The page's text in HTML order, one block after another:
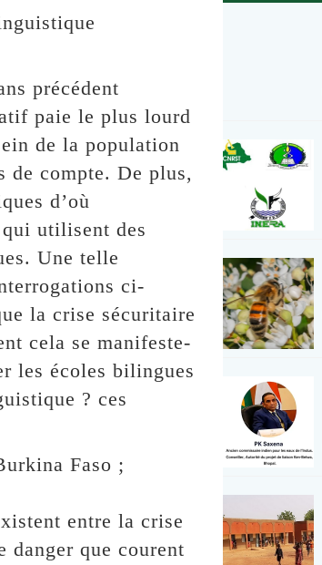
précédent
paie le plus lourd
de la population
de compte. De plus,
d’où
utilisent des
Une telle
ci-
la crise sécuritaire
cela se manifeste-
les écoles bilingues
? ces
Faso ;
entre la crise
danger que courent